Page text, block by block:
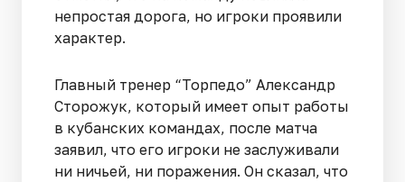
непростая дорога, но игроки проявили
характер.
Главный тренер “Торпедо” Александр
Сторожук, который имеет опыт работы
в кубанских командах, после матча
заявил, что его игроки не заслуживали
ни ничьей, ни поражения. Он сказал, что